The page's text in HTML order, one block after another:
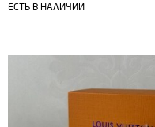
ЕСТЬ В НАЛИЧИИ